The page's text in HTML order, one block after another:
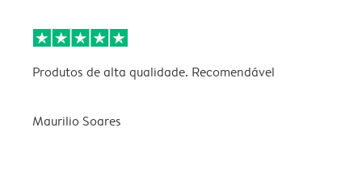
Produtos de alta qualidade. Recomendável
Maurilio Soares